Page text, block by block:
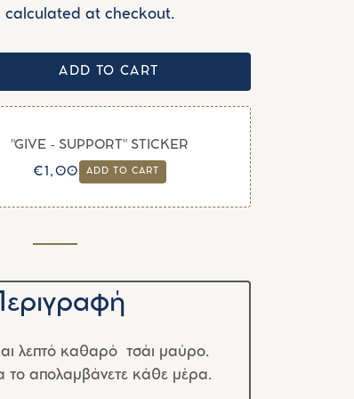
calculated at checkout.
ADD TO CART
"GIVE - SUPPORT" STICKER
Regular
Sale
€1,00 ADD TO CART
λεπτό καθαρό τσάι μαύρο.
το απολαμβάνετε κάθε μέρα.